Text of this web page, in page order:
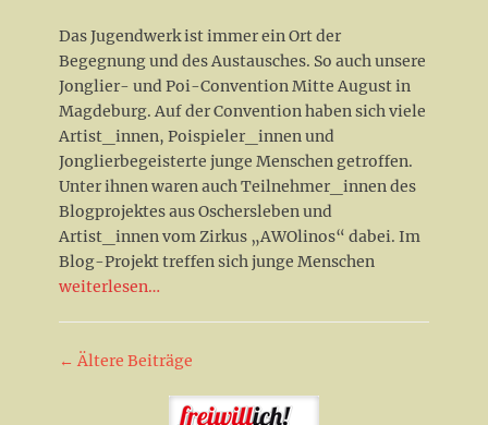
Das Jugendwerk ist immer ein Ort der
Begegnung und des Austausches. So auch unsere
Jonglier- und Poi-Convention Mitte August in
Magdeburg. Auf der Convention haben sich viele
Artist_innen, Poispieler_innen und
Jonglierbegeisterte junge Menschen getroffen.
Unter ihnen waren auch Teilnehmer_innen des
Blogprojektes aus Oschersleben und
Artist_innen vom Zirkus „AWOlinos“ dabei. Im
Blog-Projekt treffen sich junge Menschen
weiterlesen…
Beitrag-
← Ältere Beiträge